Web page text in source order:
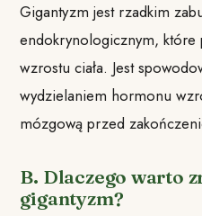
Gigantyzm jest rzadkim
endokrynologicznym,
wzrostu ciała. Jest
wydzielaniem hormonu
mózgową przed
B. Dlaczego warto
gigantyzm?